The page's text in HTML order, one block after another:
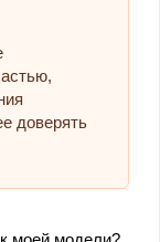
доверять